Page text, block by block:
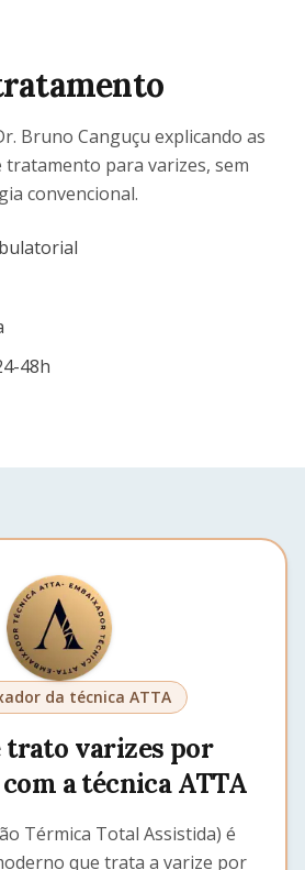
Bruno Canguçu explicando as
tratamento para varizes, sem
convencional.
48h
da técnica ATTA
trato varizes por
a técnica ATTA
Térmica Total Assistida) é
que trata a varize por